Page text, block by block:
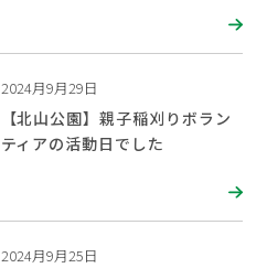
2024月9月29日
【北山公園】親子稲刈りボラン
ティアの活動日でした
2024月9月25日